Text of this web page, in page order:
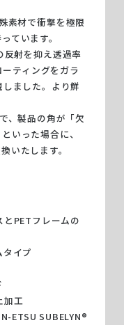
素材で衝撃を極限
ています。
射を抑え透過率
ティングをガラ
ました。より鮮
、製品の角が「欠
いった場合に、
いたします。
PETフレームの
イプ
加工
ETSU SUBELYN®